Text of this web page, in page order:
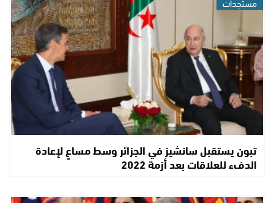
تبون يستقبل سانشيز في الجزائر وسط مساعٍ لإعادة
الدفء للعلاقات بعد أزمة 2022